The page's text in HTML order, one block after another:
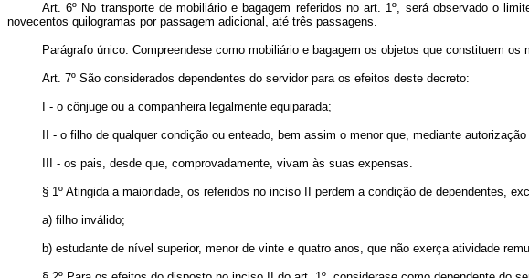
Art. 6º No transporte de mobiliário e bagagem referidos no art. 1º, será observado o
novecentos quilogramas por passagem adicional, até três passagens.
Parágrafo único. Compreende­se como mobiliário e bagagem os objetos que constituem
Art. 7º São considerados dependentes do servidor para os efeitos deste decreto:
I - o cônjuge ou a companheira legalmente equiparada;
II - o filho de qualquer condição ou enteado, bem assim o menor que, mediante
III - os pais, desde que, comprovadamente, vivam às suas expensas.
§ 1º Atingida a maioridade, os referidos no inciso II perdem a condição de dependentes,
a) filho inválido;
b) estudante de nível superior, menor de vinte e quatro anos, que não exerça atividade